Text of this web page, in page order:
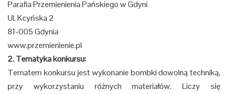
Parafia Przemienienia Pańskiego w Gdyni
Ul. Kcyńska 2
81-005 Gdynia
www.przemienienie.pl
2. Tematyka konkursu:
Tematem konkursu jest wykonanie bombki dowolną techniką,
przy wykorzystaniu różnych materiałów. Liczy się